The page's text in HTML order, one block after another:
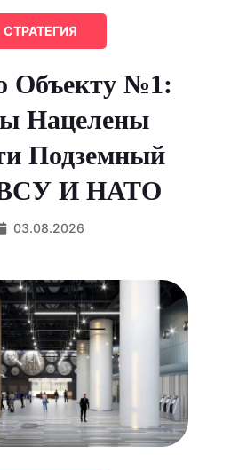
СТРАТЕГИЯ
Объекту №1:
Нацелены
Подземный
ВСУ И НАТО
03.08.2026